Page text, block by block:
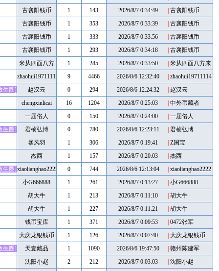
古襄阳钱币
1 143 2026/8/7 0:34:49 古襄阳钱币
古襄阳钱币
1 353 2026/8/7 0:33:39 古襄阳钱币
古襄阳钱币
1 333 2026/8/7 0:33:56 古襄阳钱币
古襄阳钱币
1 293 2026/8/7 0:34:18 古襄阳钱币
米从四面八方
来
1 285 2026/8/7 0:33:50 米从四面八方来
zhaohui19711114
9 4466 2026/8/6 12:32:40 zhaohui19711114
赵汉云
0 294 2026/8/6 12:24:32 赵汉云
生圈]
chengxinlicai
16 1204 2026/8/7 0:25:03 中外币藏者
一届俗人
0 150 2026/8/7 0:24:00 一届俗人
君桢弘博
0 780 2026/8/6 12:23:11 君桢弘博
生圈]
暴风羽
1 306 2026/8/7 0:19:41 Z国宝
杰西
1 157 2026/8/7 0:20:03 杰西
xiaolianghao2222
0 744 2026/8/6 12:13:04 xiaolianghao2222
生圈]
小G666888
1 261 2026/8/7 0:13:27 小G666888
胡大牛
1 213 2026/8/7 0:11:10 胡大牛
胡大牛
1 227 2026/8/7 0:11:21 胡大牛
钱币宝库
1 371 2026/8/7 0:09:53 0472张军
大庆龙银钱币
1 126 2026/8/7 0:07:40 大庆龙银钱币
天壹藏品
1 1090 2026/8/6 19:47:50 赣州陈建军
生圈]
沈阳小赵
2 212 2026/8/7 0:03:03 沈阳小赵